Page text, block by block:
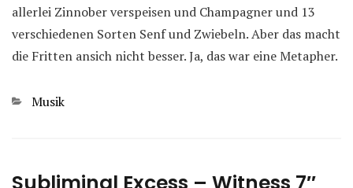
allerlei Zinnober verspeisen und Champagner und 13
verschiedenen Sorten Senf und Zwiebeln. Aber das macht
die Fritten ansich nicht besser. Ja, das war eine Metapher.
Kategorien
Musik